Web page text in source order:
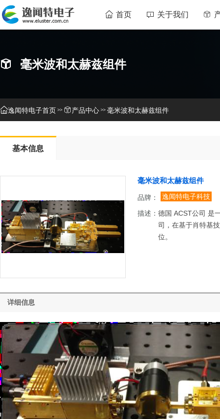
首页 关于我们
毫米波和太赫兹组件
逸闻特电子首页 产品中心 毫米波和太赫兹组件
基本信息
毫米波和太赫兹组件
品牌： 逸闻特电子科技
描述： 德国 ACST公司 是
司，在基于肖特基
位。
详细信息